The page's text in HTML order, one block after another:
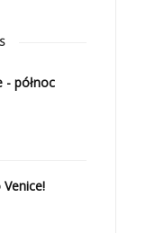
- północ